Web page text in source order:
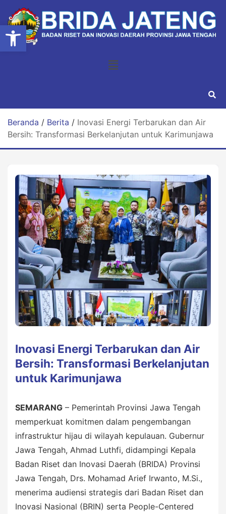
Open toolbar
Beranda / Berita / Inovasi Energi Terbarukan dan Air
Bersih: Transformasi Berkelanjutan untuk Karimunjawa
Inovasi Energi Terbarukan dan Air
Bersih: Transformasi Berkelanjutan
untuk Karimunjawa
SEMARANG – Pemerintah Provinsi Jawa Tengah
memperkuat komitmen dalam pengembangan
infrastruktur hijau di wilayah kepulauan. Gubernur
Jawa Tengah, Ahmad Luthfi, didampingi Kepala
Badan Riset dan Inovasi Daerah (BRIDA) Provinsi
Jawa Tengah, Drs. Mohamad Arief Irwanto, M.Si.,
menerima audiensi strategis dari Badan Riset dan
Inovasi Nasional (BRIN) serta People-Centered